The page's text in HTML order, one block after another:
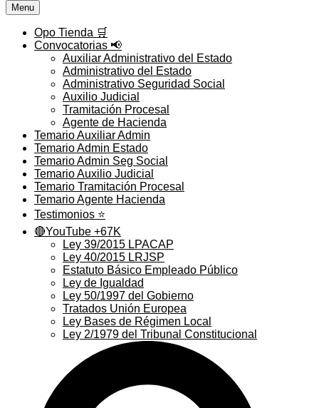
Menu
Opo Tienda 🛒
Convocatorias 📢
Auxiliar Administrativo del Estado
Administrativo del Estado
Administrativo Seguridad Social
Auxilio Judicial
Tramitación Procesal
Agente de Hacienda
Temario Auxiliar Admin
Temario Admin Estado
Temario Admin Seg Social
Temario Auxilio Judicial
Temario Tramitación Procesal
Temario Agente Hacienda
Testimonios ⭐️
🔴YouTube +67K
Ley 39/2015 LPACAP
Ley 40/2015 LRJSP
Estatuto Básico Empleado Público
Ley de Igualdad
Ley 50/1997 del Gobierno
Tratados Unión Europea
Ley Bases de Régimen Local
Ley 2/1979 del Tribunal Constitucional